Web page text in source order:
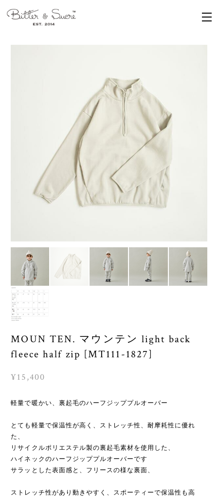
MOUN TEN. マウンテン light back
fleece half zip [MT111-1827]
¥15,400
軽量で暖かい、裏起毛のハーフジッププルオーバー
とても軽量で保温性が高く、ストレッチ性、耐摩耗性に優れ
た、
リサイクルポリエステル製の裏起毛素材を使用した、
ハイネックのハーフジッププルオーバーです
サラッとした表面感と、フリースの様な裏面、
ストレッチ性があり動きやすく、スポーティーで保温性も高